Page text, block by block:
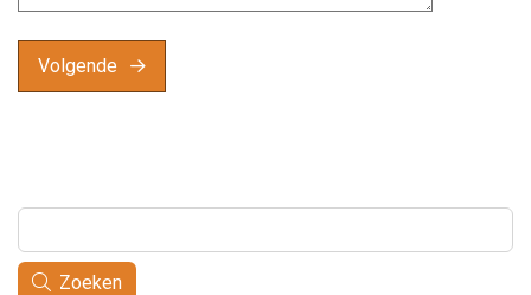
Volgende
Zoeken